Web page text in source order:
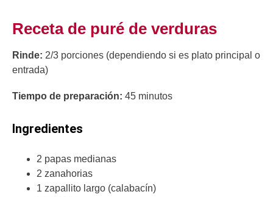
Receta de puré de verduras
Rinde: 2/3 porciones (dependiendo si es plato principal o
entrada)
Tiempo de preparación: 45 minutos
Ingredientes
2 papas medianas
2 zanahorias
1 zapallito largo (calabacín)